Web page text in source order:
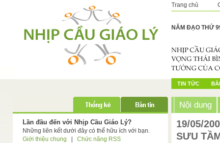
Trang chủ
NĂM ĐẠO THỨ
TIN TỨC
Lần đầu đến với Nhịp Cầu Giáo Lý?
Những liên kết dưới đây có thể hữu ích với bạn.
Giới thiệu chung
Chức năng RSS
Nội dung
19/05/
SƯU